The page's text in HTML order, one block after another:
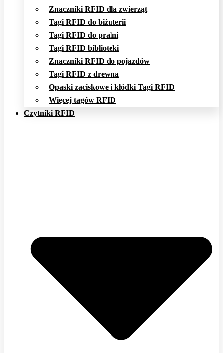
Znaczniki RFID dla zwierząt
Tagi RFID do biżuterii
Tagi RFID do pralni
Tagi RFID biblioteki
Znaczniki RFID do pojazdów
Tagi RFID z drewna
Opaski zaciskowe i kłódki Tagi RFID
Więcej tagów RFID
Czytniki RFID